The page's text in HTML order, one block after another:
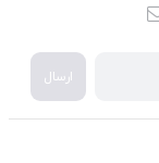
ارسال